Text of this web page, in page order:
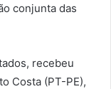
conjunta das
recebeu
Costa (PT-PE),